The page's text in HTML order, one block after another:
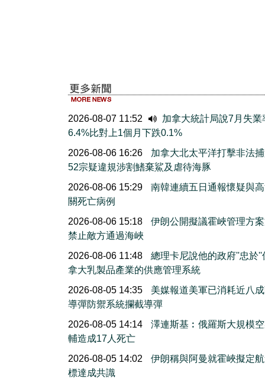
2026-08-07 11:52
加拿大統計局說7月失業
6.4%比對上1個月下跌0.1%
2026-08-06 16:26
加拿大北太平洋打擊非法
52宗疑違規涉割鰭棄鯊及虐待海豚
2026-08-06 15:29
南韓連續五日通報懷疑與
關死亡病例
2026-08-06 15:18
伊朗公開擬議霍峽管理方
禁止敵方通過海峽
2026-08-06 11:48
總理卡尼說他的政府''忠於''
拿大乳製品產業的供應管理系統
2026-08-05 14:35
美媒報道美軍已消耗近八
導彈防禦系統攔截導彈
2026-08-05 14:14
澤連斯基︰俄羅斯大規模
輔造成17人死亡
2026-08-05 14:02
伊朗稱與阿曼就霍峽擬定
標達成共識